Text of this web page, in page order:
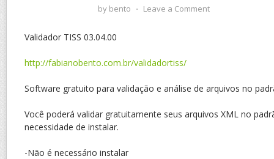
by bento ⋅ Leave a Comment
Validador TISS 03.04.00
http://fabianobento.com.br/validadortiss/
Software gratuito para validação e análise de arquivos no
Você poderá validar gratuitamente seus arquivos XML no
necessidade de instalar.
-Não é necessário instalar